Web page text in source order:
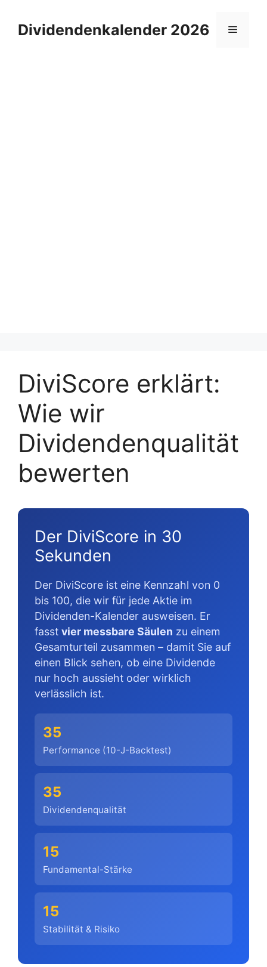
Inhalt
springenDividendenkalender 2026 Menü
DiviScore erklärt:
Wie wir
Dividendenqualität
bewerten
Der DiviScore in 30
Sekunden
Der DiviScore ist eine Kennzahl von 0
bis 100, die wir für jede Aktie im
Dividenden-Kalender ausweisen. Er
fasst vier messbare Säulen zu einem
Gesamturteil zusammen – damit Sie auf
einen Blick sehen, ob eine Dividende
nur hoch aussieht oder wirklich
verlässlich ist.
35
Performance (10-J-Backtest)
35
Dividendenqualität
15
Fundamental-Stärke
15
Stabilität & Risiko